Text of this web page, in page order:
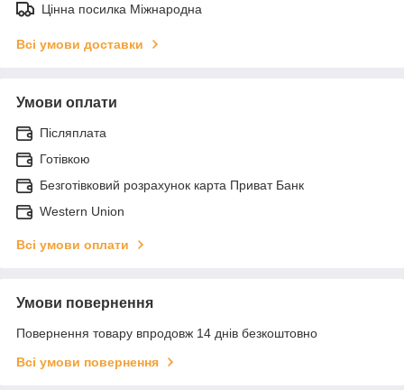
Цінна посилка Міжнародна
Всі умови доставки
Умови оплати
Післяплата
Готівкою
Безготівковий розрахунок карта Приват Банк
Western Union
Всі умови оплати
Умови повернення
Повернення товару впродовж 14 днів безкоштовно
Всі умови повернення